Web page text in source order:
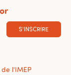
S'INSCRIRE
l'IMEP